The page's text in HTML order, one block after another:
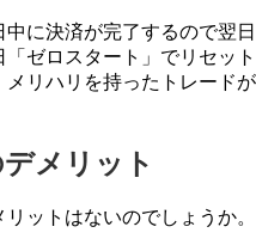
に決済が完了するので翌日
ゼロスタート」でリセット
リハリを持ったトレードが
メリット
ットはないのでしょうか。